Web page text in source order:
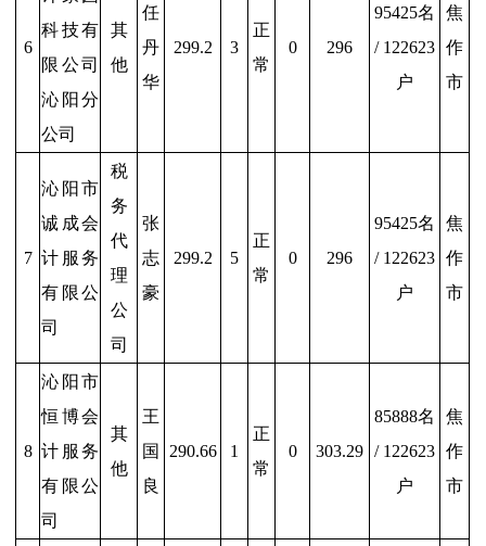
6
科技有
限公司
沁阳分
公司
其
他
任
丹
华
299.2 3
正
常
0 296
95425名
/ 122623
户
焦
作
市
7
沁阳市
诚成会
计服务
有限公
司
税
务
代
理
公
司
张
志
豪
299.2 5
正
常
0 296
95425名
/ 122623
户
焦
作
市
8
沁阳市
恒博会
计服务
有限公
司
其
他
王
国
良
290.66 1
正
常
0 303.29
85888名
/ 122623
户
焦
作
市